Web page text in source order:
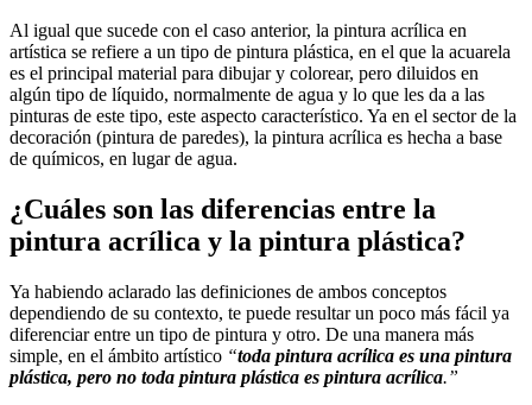
Al igual que sucede con el caso anterior, la pintura acrílica en
artística se refiere a un tipo de pintura plástica, en el que la acuarela
es el principal material para dibujar y colorear, pero diluidos en
algún tipo de líquido, normalmente de agua y lo que les da a las
pinturas de este tipo, este aspecto característico. Ya en el sector de la
decoración (pintura de paredes), la pintura acrílica es hecha a base
de químicos, en lugar de agua.
¿Cuáles son las diferencias entre la
pintura acrílica y la pintura plástica?
Ya habiendo aclarado las definiciones de ambos conceptos
dependiendo de su contexto, te puede resultar un poco más fácil ya
diferenciar entre un tipo de pintura y otro. De una manera más
simple, en el ámbito artístico “toda pintura acrílica es una pintura
plástica, pero no toda pintura plástica es pintura acrílica.”